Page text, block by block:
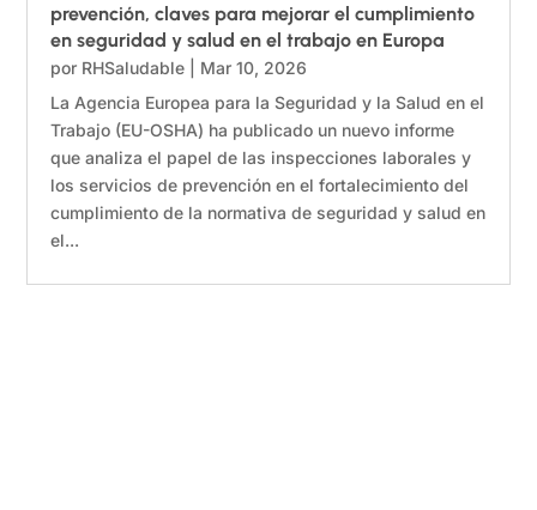
prevención, claves para mejorar el cumplimiento
en seguridad y salud en el trabajo en Europa
por RHSaludable
Mar 10, 2026
La Agencia Europea para la Seguridad y la Salud en el
Trabajo (EU-OSHA) ha publicado un nuevo informe
que analiza el papel de las inspecciones laborales y
los servicios de prevención en el fortalecimiento del
cumplimiento de la normativa de seguridad y salud en
el...